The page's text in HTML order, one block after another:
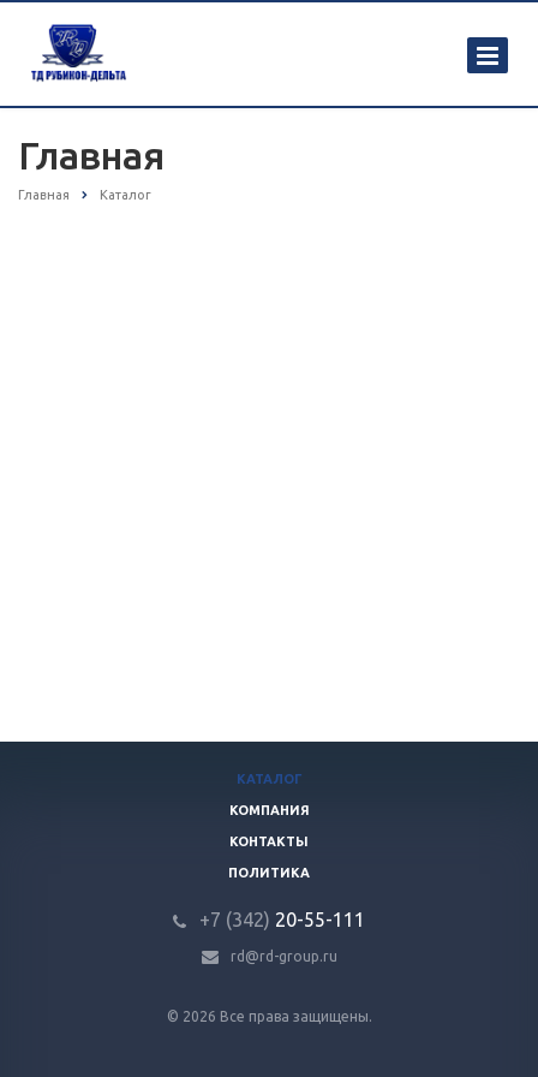
Главная
Главная Каталог
© 2026 Все права защищены.
КАТАЛОГ
КОМПАНИЯ
КОНТАКТЫ
ПОЛИТИКА
+7 (342) 20-55-111
rd@rd-group.ru